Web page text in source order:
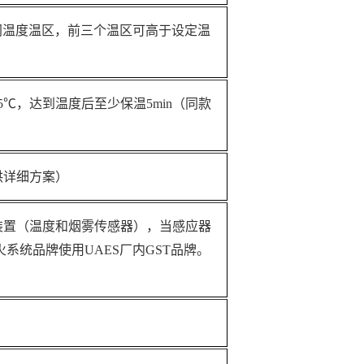
度温区，前三个温区可高于设定温
，达到温度后至少保温5min（同款
细方案）
（温度和烟雾传感器），当感应器
统品牌使用UAES厂内GST品牌。